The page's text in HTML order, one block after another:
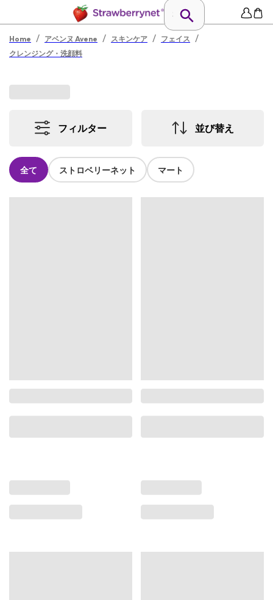
Home / アベンヌ Avene / スキンケア / フェイス /
クレンジング・洗顔料
フィルター 並び替え
全て ストロベリーネット マート